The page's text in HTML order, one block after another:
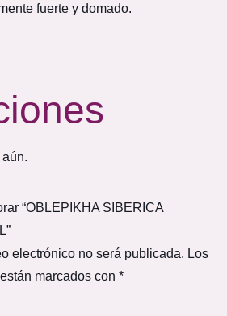
fuerte y domado.
“OBLEPIKHA SIBERICA
electrónico no será publicada. Los
marcados con *